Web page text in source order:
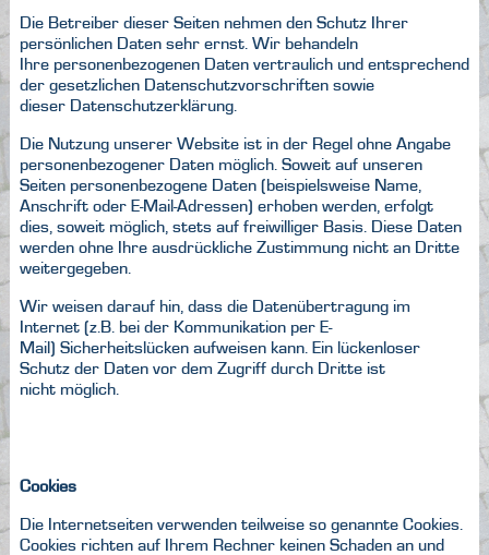
Die Betreiber dieser Seiten nehmen den Schutz Ihrer
persönlichen Daten sehr ernst. Wir behandeln
Ihre personenbezogenen Daten vertraulich und entsprechend
der gesetzlichen Datenschutzvorschriften sowie
dieser Datenschutzerklärung.
Die Nutzung unserer Website ist in der Regel ohne Angabe
personenbezogener Daten möglich. Soweit auf unseren
Seiten personenbezogene Daten (beispielsweise Name,
Anschrift oder E-Mail-Adressen) erhoben werden, erfolgt
dies, soweit möglich, stets auf freiwilliger Basis. Diese Daten
werden ohne Ihre ausdrückliche Zustimmung nicht an Dritte
weitergegeben.
Wir weisen darauf hin, dass die Datenübertragung im
Internet (z.B. bei der Kommunikation per E-
Mail) Sicherheitslücken aufweisen kann. Ein lückenloser
Schutz der Daten vor dem Zugriff durch Dritte ist
nicht möglich.
Cookies
Die Internetseiten verwenden teilweise so genannte Cookies.
Cookies richten auf Ihrem Rechner keinen Schaden an und